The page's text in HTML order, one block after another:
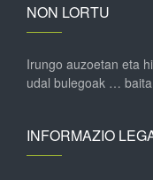
NON LORTU
Irungo auzoetan eta
udal bulegoak …
INFORMAZIO